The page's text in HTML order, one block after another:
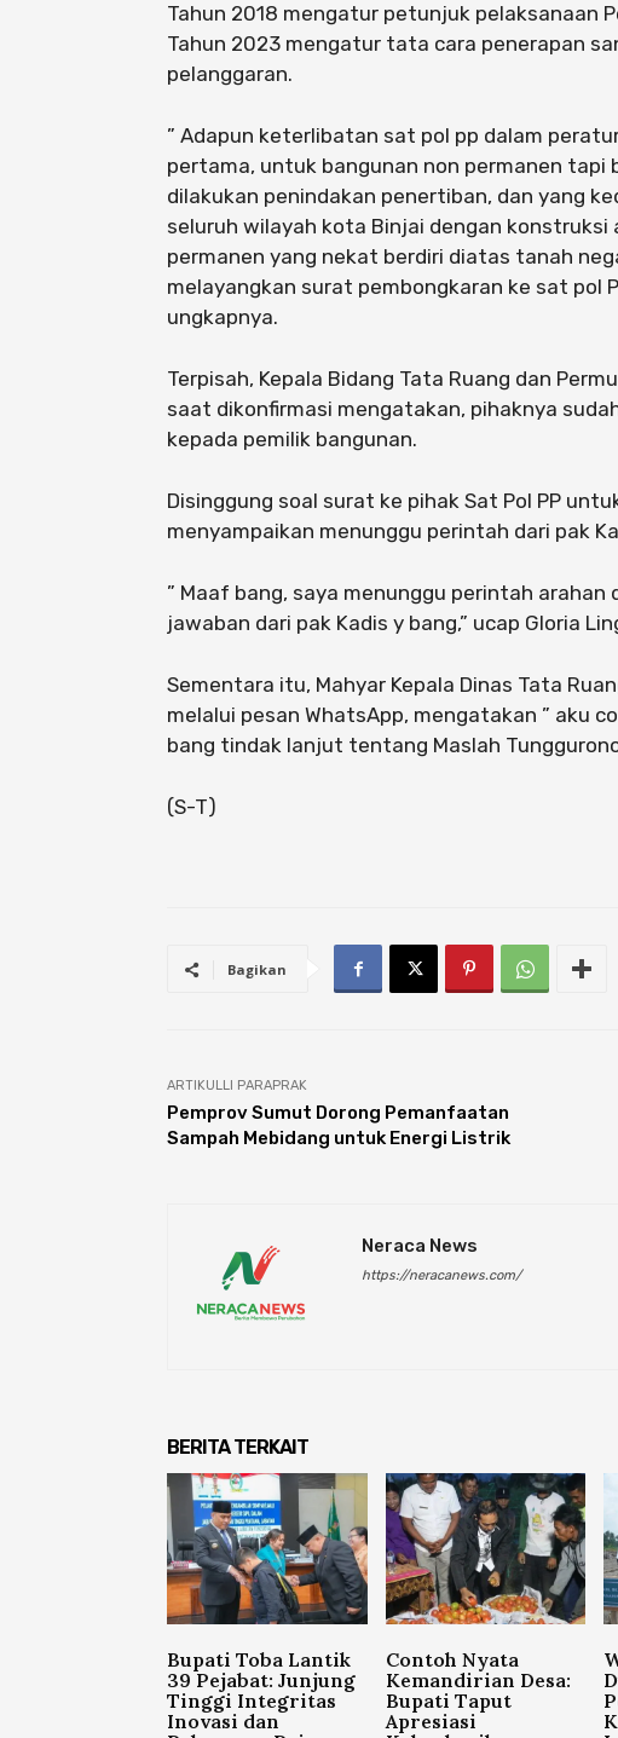
Tahun 2018 mengatur petunjuk pelaksanaan
Tahun 2023 mengatur tata cara penerapan
pelanggaran.
” Adapun keterlibatan sat pol pp dalam
pertama, untuk bangunan non permanen tapi
dilakukan penindakan penertiban, dan yang
seluruh wilayah kota Binjai dengan
permanen yang nekat berdiri diatas tanah
melayangkan surat pembongkaran ke sat pol
ungkapnya.
Terpisah, Kepala Bidang Tata Ruang dan
saat dikonfirmasi mengatakan, pihaknya
kepada pemilik bangunan.
Disinggung soal surat ke pihak Sat Pol PP
menyampaikan menunggu perintah dari pak
” Maaf bang, saya menunggu perintah arahan
jawaban dari pak Kadis y bang,” ucap Gloria
Sementara itu, Mahyar Kepala Dinas Tata
melalui pesan WhatsApp, mengatakan ” aku
bang tindak lanjut tentang Maslah
(S-T)
Bagikan
ARTIKULLI PARAPRAK
Pemprov Sumut Dorong Pemanfaatan
Sampah Mebidang untuk Energi Listrik
Neraca News
https://neracanews.com/
BERITA TERKAIT
Bupati Toba Lantik
39 Pejabat: Junjung
Tinggi Integritas
Inovasi dan
Contoh Nyata
Kemandirian Desa:
Bupati Taput
Apresiasi